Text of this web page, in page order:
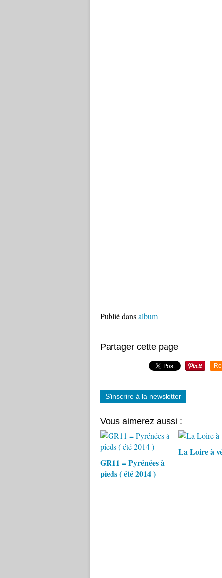
Publié dansalbum
Partager cette page
S'inscrire à la newsletter
Vous aimerez aussi :
GR11 = Pyrénées à
pieds ( été 2014 )
La Loire à